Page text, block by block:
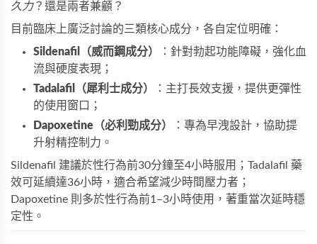
久力？還是兩者兼顧？
目前臨床上廣泛討論的三類核心成分，各自定位明確：
Sildenafil（威而鋼成分）
：針對勃起功能障礙，強化血
流與硬度表現；
Tadalafil（犀利士成分）
：主打長效支援，提供更彈性
的使用窗口；
Dapoxetine（必利勁成分）
：專為早洩設計，協助提
升射精控制力。
Sildenafil 建議於性行為前30分鐘至4小時服用；Tadalafil 藥
效可延續達36小時，適合希望減少時間壓力者；
Dapoxetine 則多於性行為前1–3小時使用，著重當次延時穩
定性。